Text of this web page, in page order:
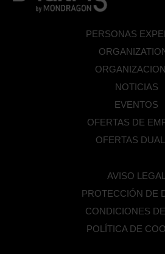
PERSONAS
NOTICIAS
EVENTOS
OFERTAS DE
OFERTAS
AVISO
PROTECCIÓN DE
CONDICIONES
POLÍTICA DE